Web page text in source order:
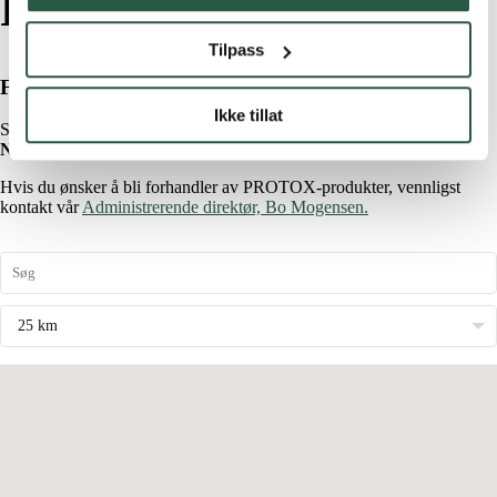
Tilpass
Ikke tillat
Finn en PROTOX-forhandler i nærheten av deg
Skriv inn land, by eller postnummer, og trykk ENTER.
Notater:Ikke alle forhandlerne våre fører hele sortimentet.
Hvis du ønsker å bli forhandler av PROTOX-produkter, vennligst
kontakt vårAdministrerende direktør, Bo Mogensen.
25 km